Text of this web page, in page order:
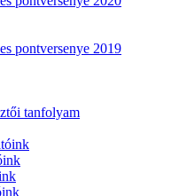
pontversenye 2019
tanfolyam